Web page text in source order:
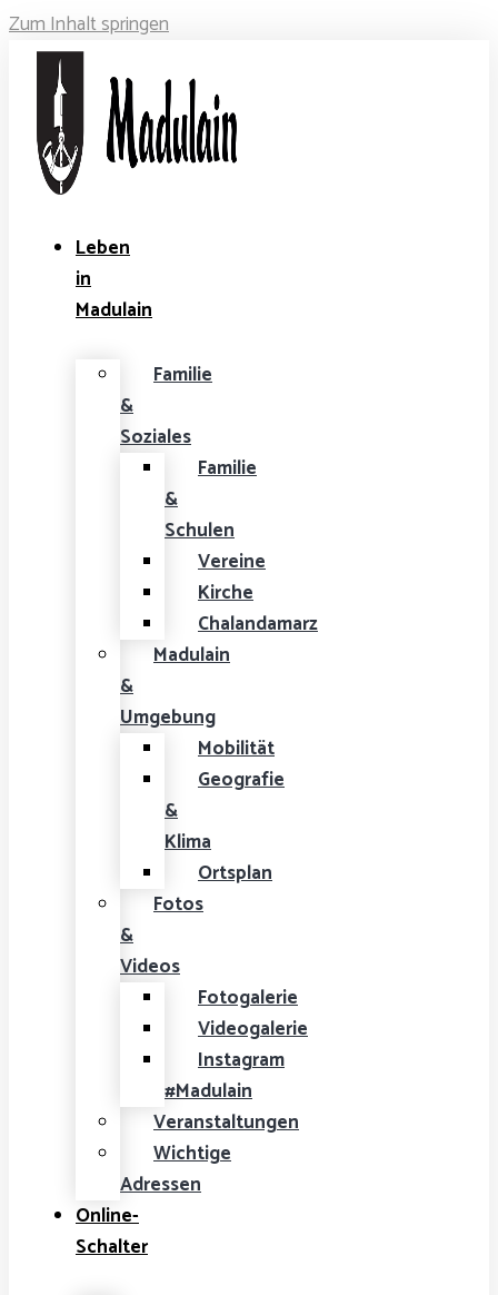
Zum Inhalt springen
Leben
in
Madulain
Familie
&
Soziales
Familie
&
Schulen
Vereine
Kirche
Chalandamarz
Madulain
&
Umgebung
Mobilität
Geografie
&
Klima
Ortsplan
Fotos
&
Videos
Fotogalerie
Videogalerie
Instagram
#Madulain
Veranstaltungen
Wichtige
Adressen
Online-
Schalter